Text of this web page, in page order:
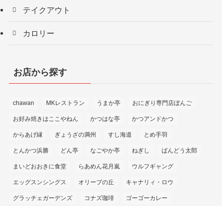
テイクアウト
カロリー
お店から探す
chawan MKレストラン うまか亭 おにぎり専門店ぼんご
お好み焼きはここやねん かつはな亭 かつアンドかつ
からあげ縁 ぎょうざの満州 すし海道 とめ手羽
とんかつ浜勝 どん亭 なごやか亭 ねぎし ばんどう太郎
まいどおおきに食堂 らあめん花月嵐 ウルフギャング
エッグスンシングス オリーブの丘 キャナリィ・ロウ
グラッチェガーデンズ コナズ珈琲 ゴーゴーカレー